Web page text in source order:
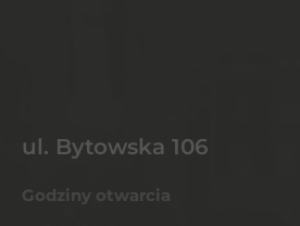
ul. Bytowska 106
Godziny otwarcia